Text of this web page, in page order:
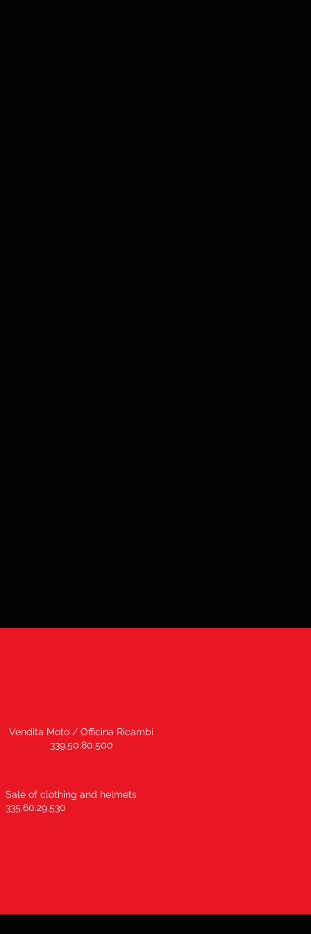
Vendita Moto / Officina Ricambi
339.50.80.500
Sale of clothing and helmets
335.60.29.530